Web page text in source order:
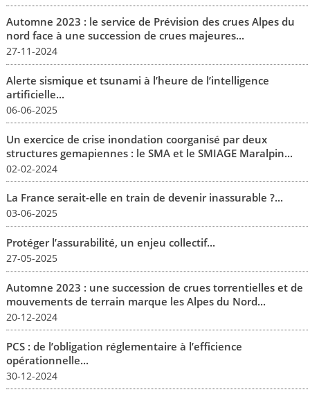
Automne 2023 : le service de Prévision des crues Alpes du
nord face à une succession de crues majeures...
27-11-2024
Alerte sismique et tsunami à l’heure de l’intelligence
artificielle...
06-06-2025
Un exercice de crise inondation coorganisé par deux
structures gemapiennes : le SMA et le SMIAGE Maralpin...
02-02-2024
La France serait-elle en train de devenir inassurable ?...
03-06-2025
Protéger l’assurabilité, un enjeu collectif...
27-05-2025
Automne 2023 : une succession de crues torrentielles et de
mouvements de terrain marque les Alpes du Nord...
20-12-2024
PCS : de l’obligation réglementaire à l’efficience
opérationnelle...
30-12-2024